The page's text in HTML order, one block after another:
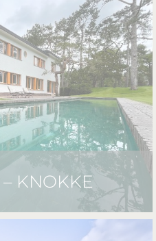
KNOKKE